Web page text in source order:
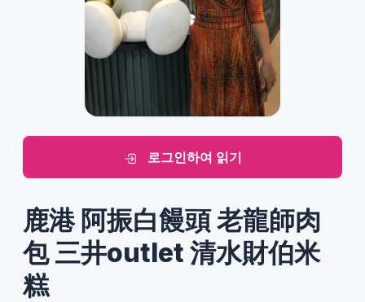
로그인하여 읽기
鹿港 阿振白饅頭 老龍師肉
包 三井outlet 清水財伯米
糕